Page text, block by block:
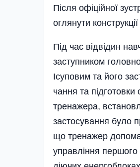
Після офіційної
оглянути
Під час відвідин
заступником
Ісуповим та його
чання та
тренажера,
застосування було
що тренажер
управління першого